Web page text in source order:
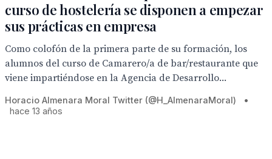
curso de hostelería se disponen a empezar
sus prácticas en empresa
Como colofón de la primera parte de su formación, los
alumnos del curso de Camarero/a de bar/restaurante que
viene impartiéndose en la Agencia de Desarrollo...
Horacio Almenara Moral Twitter (@H_AlmenaraMoral)
•
hace 13 años